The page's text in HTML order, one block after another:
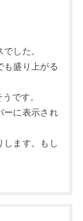
した。
も盛り上がる
です。
ーに表示され
します。もし